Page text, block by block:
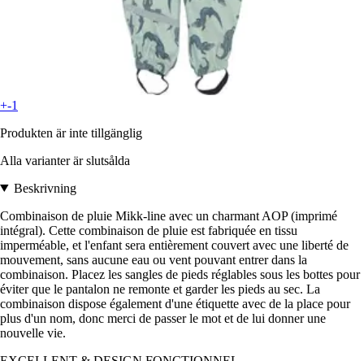
+-1
Produkten är inte tillgänglig
Alla varianter är slutsålda
Beskrivning
Combinaison de pluie Mikk-line avec un charmant AOP (imprimé
intégral). Cette combinaison de pluie est fabriquée en tissu
imperméable, et l'enfant sera entièrement couvert avec une liberté de
mouvement, sans aucune eau ou vent pouvant entrer dans la
combinaison. Placez les sangles de pieds réglables sous les bottes pour
éviter que le pantalon ne remonte et garder les pieds au sec. La
combinaison dispose également d'une étiquette avec de la place pour
plus d'un nom, donc merci de passer le mot et de lui donner une
nouvelle vie.